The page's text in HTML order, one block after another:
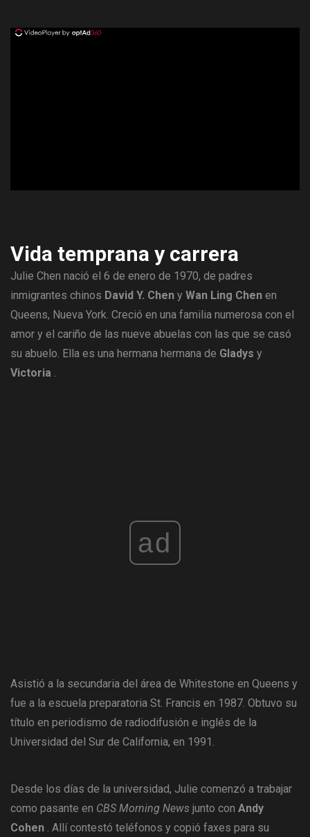
Vida temprana y carrera
Julie Chen nació el 6 de enero de 1970, de padres
inmigrantes chinos David Y. Chen y Wan Ling Chen en
Queens, Nueva York. Creció en una familia numerosa con el
amor y el cariño de las nueve abuelas con las que se casó
su abuelo. Ella es una hermana hermana de Gladys y
Victoria .
ad
Asistió a la secundaria del área de Whitestone en Queens y
fue a la escuela preparatoria St. Francis en 1987. Obtuvo su
título en periodismo de radiodifusión e inglés de la
Universidad del Sur de California, en 1991.
Desde los días de la universidad, Julie comenzó a trabajar
como pasante en CBS Morning News junto con Andy
Cohen . Allí contestó teléfonos y copió faxes para su